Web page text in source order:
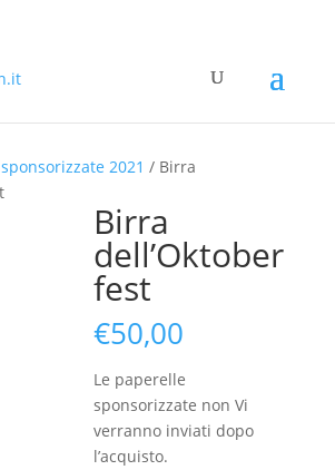
2021 / Birra
Birra
dell’Oktober
fest
€50,00
Le paperelle
sponsorizzate non Vi
verranno inviati dopo
l’acquisto.